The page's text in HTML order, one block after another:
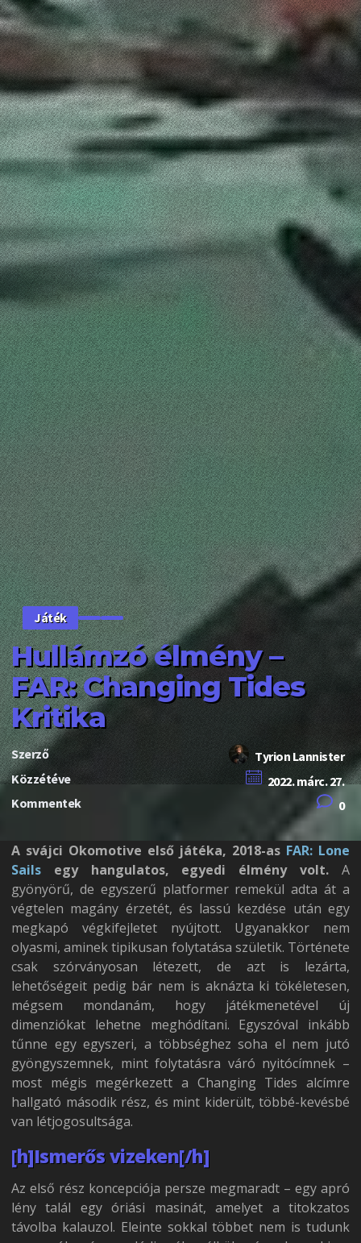
Játék
Hullámzó élmény –
FAR: Changing Tides
Kritika
Szerző
Tyrion Lannister
Közzétéve
2022. márc. 27.
Kommentek
0
A svájci Okomotive első játéka, 2018-as FAR: Lone
Sails egy hangulatos, egyedi élmény volt. A
gyönyörű, de egyszerű platformer remekül adta át a
végtelen magány érzetét, és lassú kezdése után egy
megkapó végkifejletet nyújtott. Ugyanakkor nem
olyasmi, aminek tipikusan folytatása születik. Története
csak szórványosan létezett, de azt is lezárta,
lehetőségeit pedig bár nem is aknázta ki tökéletesen,
mégsem mondanám, hogy játékmenetével új
dimenziókat lehetne meghódítani. Egyszóval inkább
tűnne egy egyszeri, a többséghez soha el nem jutó
gyöngyszemnek, mint folytatásra váró nyitócímnek –
most mégis megérkezett a Changing Tides alcímre
hallgató második rész, és mint kiderült, többé-kevésbé
van létjogosultsága.
[h]Ismerős vizeken[/h]
Az első rész koncepciója persze megmaradt – egy apró
lény talál egy óriási masinát, amelyet a titokzatos
távolba kalauzol. Eleinte sokkal többet nem is tudunk